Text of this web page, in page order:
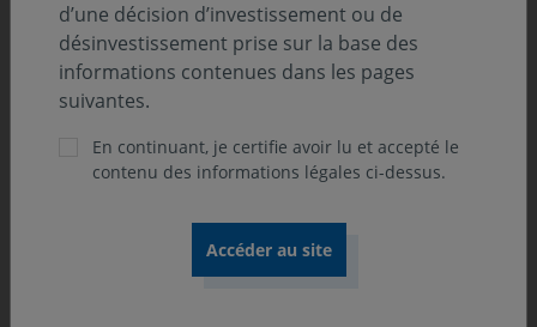
COMMUNIQUÉ 31 juillet 2026
Covéa Finance accélère son engagement
climat en rejoignant l’initiative
internationale Climate Action 100+
Covéa Finance annonce son adhésion à Climate Action
d'engagement des investisseurs sur les enjeux
d’une décision d’investissement ou de
désinvestissement prise sur la base des
informations contenues dans les pages
suivantes.
En continuant, je certifie avoir lu et accepté le
contenu des informations légales ci-dessus.